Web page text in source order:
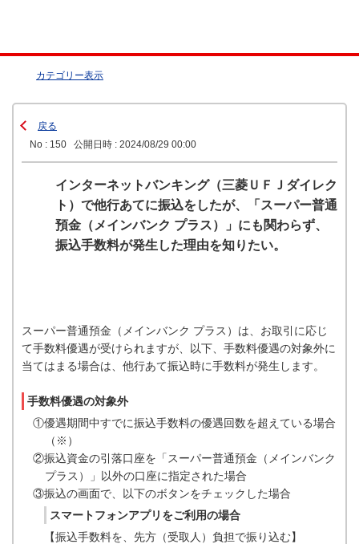
カテゴリー表示
戻る
No : 150
公開日時 : 2024/08/29 00:00
インターネットバンキング（三菱ＵＦＪダイレク
ト）で他行あてに振込をしたが、「スーパー普通
預金（メインバンク プラス）」にも関わらず、
振込手数料が発生した理由を知りたい。
スーパー普通預金（メインバンク プラス）は、お取引に応じ
て手数料優遇が受けられますが、以下、手数料優遇の対象外に
当てはまる場合は、他行あて振込時に手数料が発生します。
手数料優遇の対象外
①優遇期間中すでに振込手数料の優遇回数を超えている場合
（※）
②振込資金の引落口座を「スーパー普通預金（メインバンク
プラス）」以外の口座に指定された場合
③振込の画面で、以下のボタンをチェックした場合
スマートフォンアプリをご利用の場合
【振込手数料を、先方（受取人）負担で振り込む】